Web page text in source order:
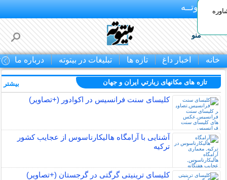
بـیتوتــه
منو
خانه اخبار داغ تازه ها تبلیغات در بیتوته درباره ما
تازه های مکانهای زيارتي ايران و جهان
کلیسای سنت فرانسیس در اکوادور (+تصاویر)
آشنایی با آرامگاه هالیکارناسوس از عجایب کشور
ترکیه
کلیسای ترینیتی گرگتی در گرجستان (+تصاویر)
بیشتر